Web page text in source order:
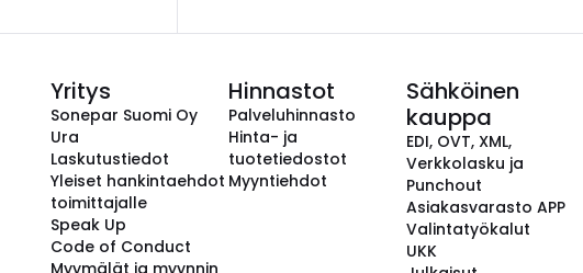
Yritys
Sonepar Suomi Oy
Ura
Laskutustiedot
Yleiset hankintaehdot
toimittajalle
Speak Up
Code of Conduct
Myymälät ja myynnin
Hinnastot
Palveluhinnasto
Hinta- ja
tuotetiedostot
Myyntiehdot
Sähköinen
kauppa
EDI, OVT, XML,
Verkkolasku ja
Punchout
Asiakasvarasto APP
Valintatyökalut
UKK